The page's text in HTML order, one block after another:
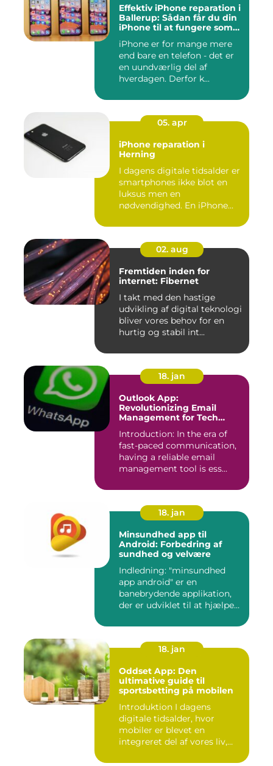
Effektiv iPhone reparation i
Ballerup: Sådan får du din
iPhone til at fungere som
iPhone er for mange mere
end bare en telefon - det er
en uundværlig del af
hverdagen. Derfor k...
05. apr
iPhone reparation i
Herning
I dagens digitale tidsalder er
smartphones ikke blot en
luksus men en
nødvendighed. En iPhone...
02. aug
Fremtiden inden for
internet: Fibernet
I takt med den hastige
udvikling af digital teknologi
bliver vores behov for en
hurtig og stabil int...
18. jan
Outlook App:
Revolutionizing Email
Management for Tech
Introduction: In the era of
fast-paced communication,
having a reliable email
management tool is ess...
18. jan
Minsundhed app til
Android: Forbedring af
sundhed og velvære
Indledning: "minsundhed
app android" er en
banebrydende applikation,
der er udviklet til at hjælpe
18. jan
Oddset App: Den
ultimative guide til
sportsbetting på mobilen
Introduktion I dagens
digitale tidsalder, hvor
mobiler er blevet en
integreret del af vores liv,